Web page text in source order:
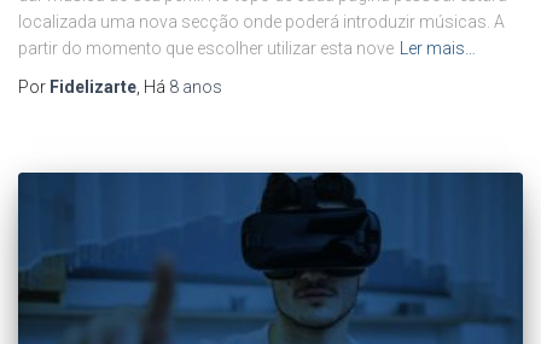
localizada uma nova secção onde poderá introduzir músicas. A
partir do momento que escolher utilizar esta nove Ler mais…
Por Fidelizarte, Há 8 anos